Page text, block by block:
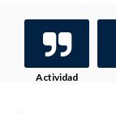
Actividad